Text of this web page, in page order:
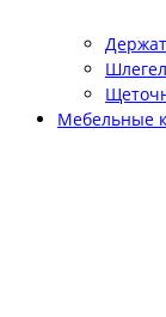
Мебельные